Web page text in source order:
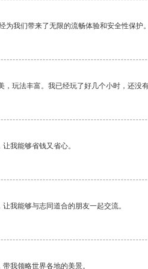
为我们带来了无限的流畅体验和安全性保护。
玩法丰富。我已经玩了好几个小时，还没有
我能够省钱又省心。
我能够与志同道合的朋友一起交流。
我领略世界各地的美景。